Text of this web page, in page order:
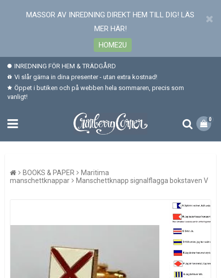
MASSOR AV INREDNING DIREKT HEM TILL DIG! LÄS
MER HÄR!
HOME2U
INREDNING FÖR HEM & TRÄDGÅRD
Vi slår gärna in dina presenter - utan extra kostnad!
Öppet i butiken och på webben hela sommaren, precis som
vanligt!
0
BOOKS & PAPER
Maritima
manschettknappar
Manschettknapp signalflagga bokstaven V